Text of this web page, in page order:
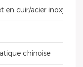
en cuir/acier
chinoise